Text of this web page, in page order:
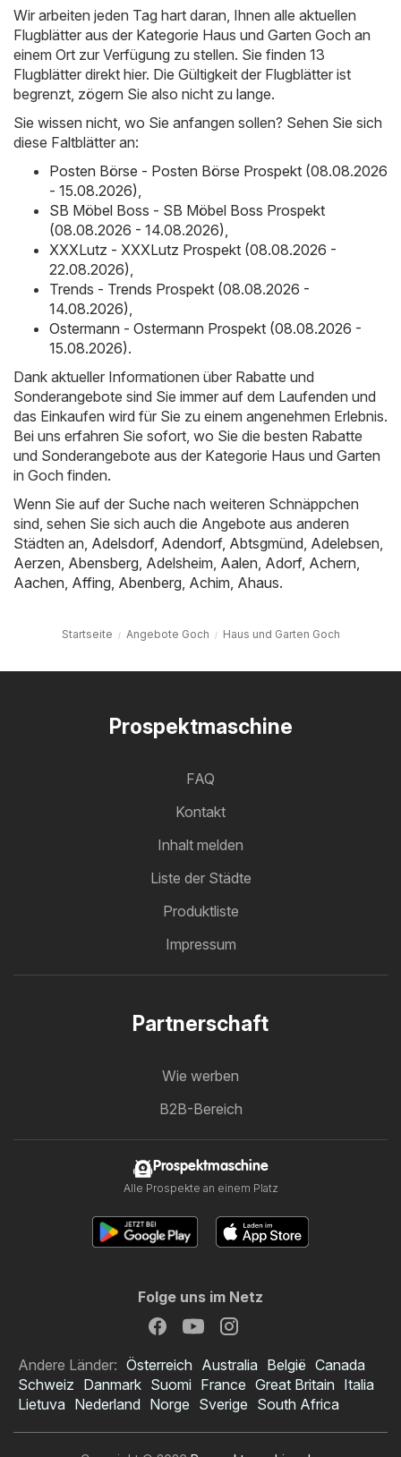
Wir arbeiten jeden Tag hart daran, Ihnen alle aktuellen
Flugblätter aus der Kategorie Haus und Garten Goch an
einem Ort zur Verfügung zu stellen. Sie finden 13
Flugblätter direkt hier. Die Gültigkeit der Flugblätter ist
begrenzt, zögern Sie also nicht zu lange.
Sie wissen nicht, wo Sie anfangen sollen? Sehen Sie sich
diese Faltblätter an:
Posten Börse - Posten Börse Prospekt (08.08.2026
- 15.08.2026),
SB Möbel Boss - SB Möbel Boss Prospekt
(08.08.2026 - 14.08.2026),
XXXLutz - XXXLutz Prospekt (08.08.2026 -
22.08.2026),
Trends - Trends Prospekt (08.08.2026 -
14.08.2026),
Ostermann - Ostermann Prospekt (08.08.2026 -
15.08.2026).
Dank aktueller Informationen über Rabatte und
Sonderangebote sind Sie immer auf dem Laufenden und
das Einkaufen wird für Sie zu einem angenehmen Erlebnis.
Bei uns erfahren Sie sofort, wo Sie die besten Rabatte
und Sonderangebote aus der Kategorie Haus und Garten
in Goch finden.
Wenn Sie auf der Suche nach weiteren Schnäppchen
sind, sehen Sie sich auch die Angebote aus anderen
Städten an, Adelsdorf, Adendorf, Abtsgmünd, Adelebsen,
Aerzen, Abensberg, Adelsheim, Aalen, Adorf, Achern,
Aachen, Affing, Abenberg, Achim, Ahaus.
Startseite Angebote Goch Haus und Garten Goch
Prospektmaschine
FAQ
Kontakt
Inhalt melden
Liste der Städte
Produktliste
Impressum
Partnerschaft
Wie werben
B2B-Bereich
Prospektmaschine
Alle Prospekte an einem Platz
Folge uns im Netz
Andere Länder: Österreich Australia België Canada
Schweiz Danmark Suomi France Great Britain Italia
Lietuva Nederland Norge Sverige South Africa